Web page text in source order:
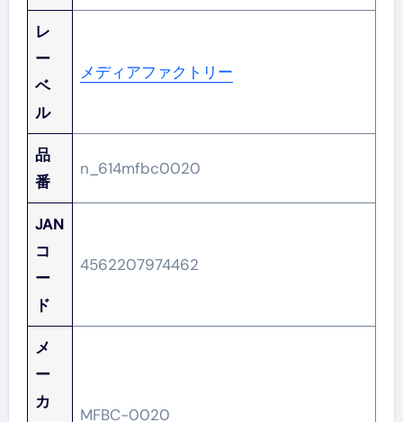
レ
ー
ベ
ル
メディアファクトリー
品
番
n_614mfbc0020
JAN
コ
ー
ド
4562207974462
メ
ー
カ
MFBC-0020